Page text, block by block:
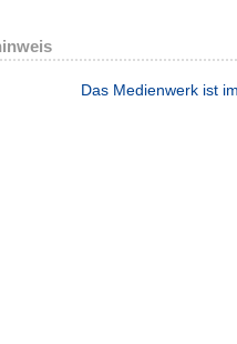
Das Medienwerk ist